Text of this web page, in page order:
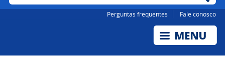
Perguntas frequentes Fale conosco